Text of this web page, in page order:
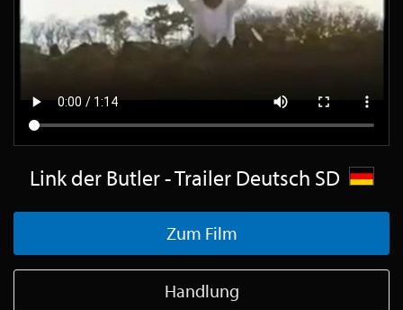
Link der Butler - Trailer Deutsch SD
Zum Film
Handlung